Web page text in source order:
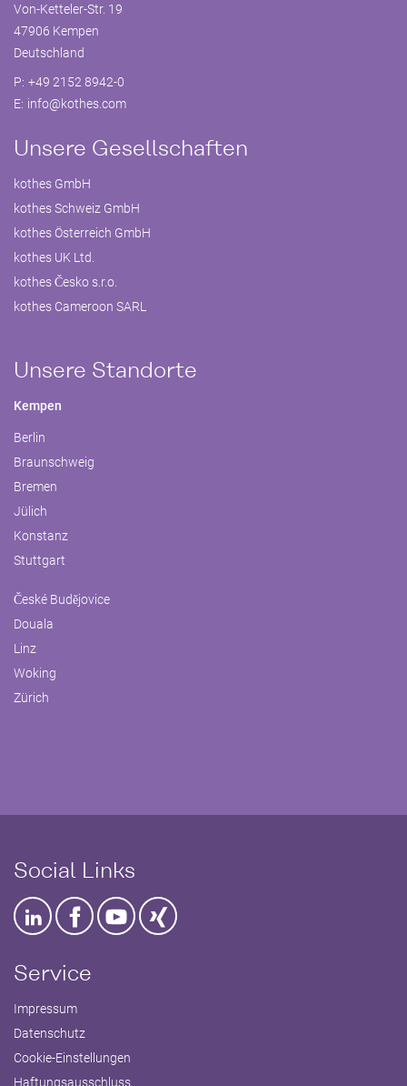
Von-Ketteler-Str. 19
47906 Kempen
Deutschland
P: +49 2152 8942-0
E: info@kothes.com
Unsere Gesellschaften
kothes GmbH
kothes Schweiz GmbH
kothes Österreich GmbH
kothes UK Ltd.
kothes Česko s.r.o.
kothes Cameroon SARL
Unsere Standorte
Kempen
Berlin
Braunschweig
Bremen
Jülich
Konstanz
Stuttgart
České Budějovice
Douala
Linz
Woking
Zürich
Social Links
Service
Impressum
Datenschutz
Cookie-Einstellungen
Haftungsausschluss